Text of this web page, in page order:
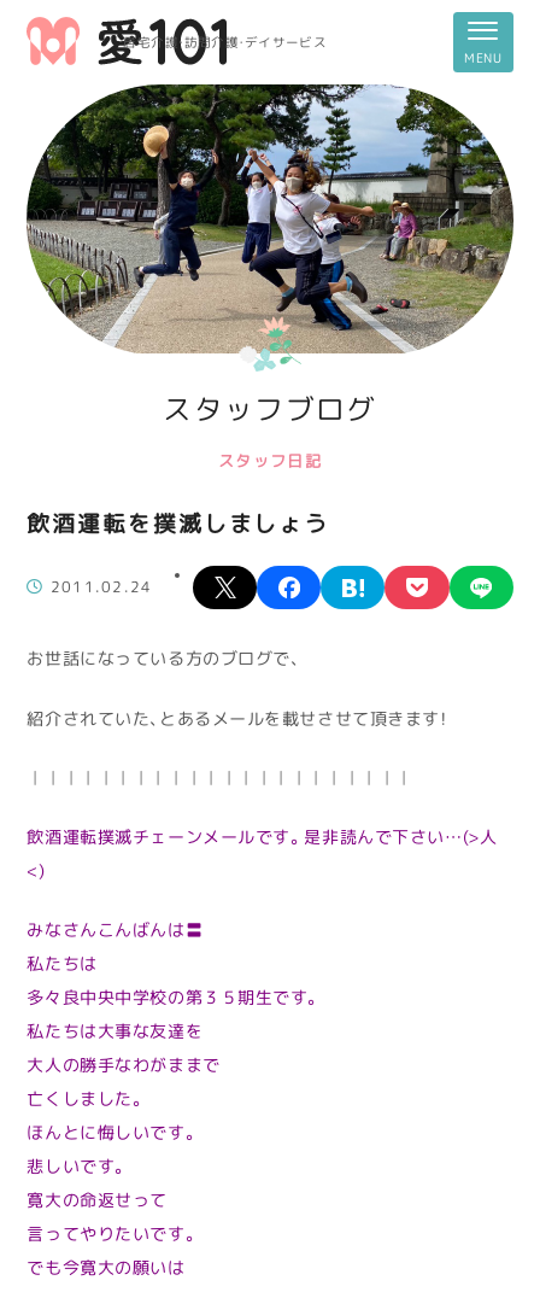
居宅介護・訪問介護・デイサービス
スタッフブログ
スタッフ日記
飲酒運転を撲滅しましょう
2011.02.24
X facebookhatena pocket
お世話になっている方のブログで、
紹介されていた、とあるメールを載せさせて頂きます！
飲酒運転撲滅チェーンメールです。是非読んで下さい…(>人
<)
みなさんこんばんは〓
私たちは
多々良中央中学校の第３５期生です。
私たちは大事な友達を
大人の勝手なわがままで
亡くしました。
ほんとに悔しいです。
悲しいです。
寛大の命返せって
言ってやりたいです。
でも今寛大の願いは